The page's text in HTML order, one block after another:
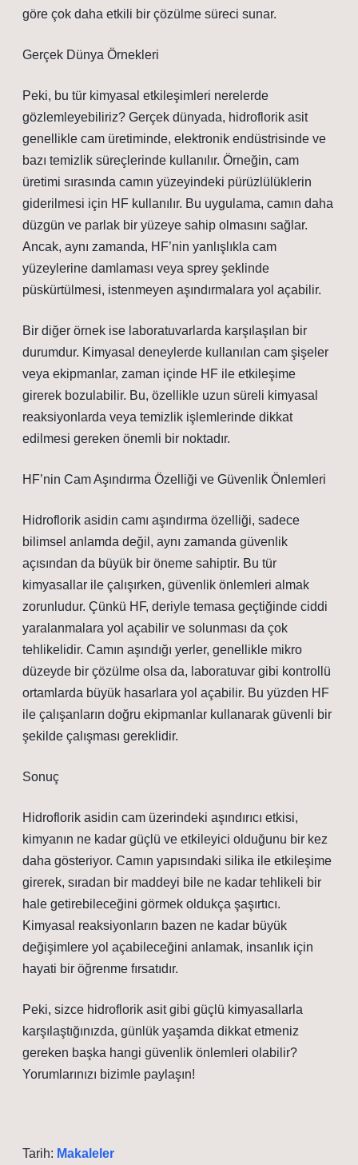
göre çok daha etkili bir çözülme süreci sunar.
Gerçek Dünya Örnekleri
Peki, bu tür kimyasal etkileşimleri nerelerde
gözlemleyebiliriz? Gerçek dünyada, hidroflorik asit
genellikle cam üretiminde, elektronik endüstrisinde ve
bazı temizlik süreçlerinde kullanılır. Örneğin, cam
üretimi sırasında camın yüzeyindeki pürüzlülüklerin
giderilmesi için HF kullanılır. Bu uygulama, camın daha
düzgün ve parlak bir yüzeye sahip olmasını sağlar.
Ancak, aynı zamanda, HF’nin yanlışlıkla cam
yüzeylerine damlaması veya sprey şeklinde
püskürtülmesi, istenmeyen aşındırmalara yol açabilir.
Bir diğer örnek ise laboratuvarlarda karşılaşılan bir
durumdur. Kimyasal deneylerde kullanılan cam şişeler
veya ekipmanlar, zaman içinde HF ile etkileşime
girerek bozulabilir. Bu, özellikle uzun süreli kimyasal
reaksiyonlarda veya temizlik işlemlerinde dikkat
edilmesi gereken önemli bir noktadır.
HF’nin Cam Aşındırma Özelliği ve Güvenlik Önlemleri
Hidroflorik asidin camı aşındırma özelliği, sadece
bilimsel anlamda değil, aynı zamanda güvenlik
açısından da büyük bir öneme sahiptir. Bu tür
kimyasallar ile çalışırken, güvenlik önlemleri almak
zorunludur. Çünkü HF, deriyle temasa geçtiğinde ciddi
yaralanmalara yol açabilir ve solunması da çok
tehlikelidir. Camın aşındığı yerler, genellikle mikro
düzeyde bir çözülme olsa da, laboratuvar gibi kontrollü
ortamlarda büyük hasarlara yol açabilir. Bu yüzden HF
ile çalışanların doğru ekipmanlar kullanarak güvenli bir
şekilde çalışması gereklidir.
Sonuç
Hidroflorik asidin cam üzerindeki aşındırıcı etkisi,
kimyanın ne kadar güçlü ve etkileyici olduğunu bir kez
daha gösteriyor. Camın yapısındaki silika ile etkileşime
girerek, sıradan bir maddeyi bile ne kadar tehlikeli bir
hale getirebileceğini görmek oldukça şaşırtıcı.
Kimyasal reaksiyonların bazen ne kadar büyük
değişimlere yol açabileceğini anlamak, insanlık için
hayati bir öğrenme fırsatıdır.
Peki, sizce hidroflorik asit gibi güçlü kimyasallarla
karşılaştığınızda, günlük yaşamda dikkat etmeniz
gereken başka hangi güvenlik önlemleri olabilir?
Yorumlarınızı bizimle paylaşın!
Tarih: Makaleler